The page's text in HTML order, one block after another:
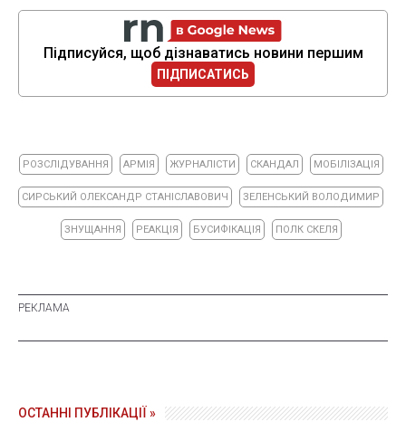
Підписуйся, щоб дізнаватись новини першим
ПІДПИСАТИСЬ
РОЗСЛІДУВАННЯ АРМІЯ ЖУРНАЛІСТИ СКАНДАЛ МОБІЛІЗАЦІЯ
СИРСЬКИЙ ОЛЕКСАНДР СТАНІСЛАВОВИЧ ЗЕЛЕНСЬКИЙ ВОЛОДИМИР
ЗНУЩАННЯ РЕАКЦІЯ БУСИФІКАЦІЯ ПОЛК СКЕЛЯ
ОСТАННІ ПУБЛІКАЦІЇ »